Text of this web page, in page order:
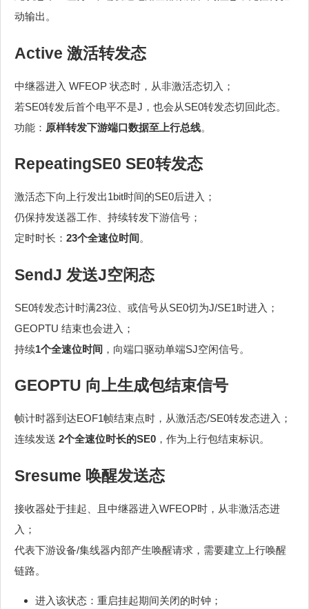
动输出。
Active 激活转发态
中继器进入 WFEOP 状态时，从非激活态切入；
若SE0转发后首个电平不是J，也会从SE0转发态切回此态。
功能： 原样转发下游端口数据至上行总线。
RepeatingSE0 SE0转发态
激活态下向上行发出1bit时间的SE0后进入；
仍保持发送器工作、持续转发下游信号；
定时时长： 23个全速位时间。
SendJ 发送J空闲态
SE0转发态计时满23位、或信号从SE0切为J/SE1时进入；
GEOPTU 结束也会进入；
持续1个全速位时间 ，向端口驱动单端SJ空闲信号。
GEOPTU 向上生成包结束信号
帧计时器到达EOF1帧结束点时，从激活态/SE0转发态进入；
连续发送 2个全速位时长的SE0 ，作为上行包结束标识。
Sresume 唤醒发送态
接收器处于挂起、且中继器进入WFEOP时，从非激活态进
入；
代表下游设备/集线器内部产生唤醒请求，需要建立上行唤醒
链路。
进入该状态：重启挂起期间关闭的时钟；